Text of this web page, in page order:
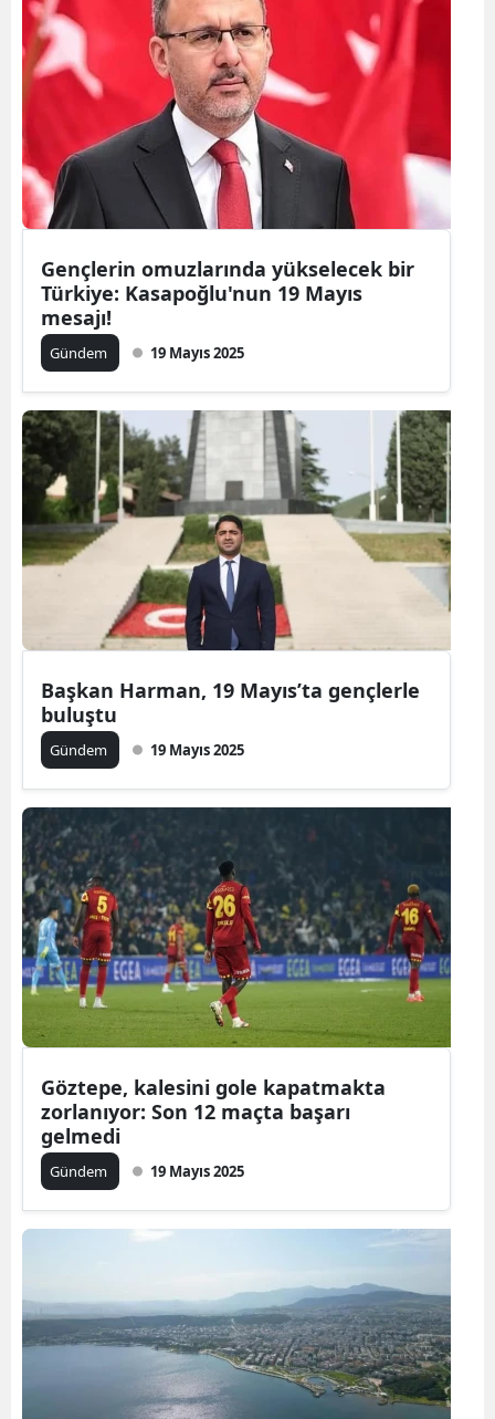
Gençlerin omuzlarında yükselecek bir
Türkiye: Kasapoğlu'nun 19 Mayıs
mesajı!
Gündem 19 Mayıs 2025
Başkan Harman, 19 Mayıs’ta gençlerle
buluştu
Gündem 19 Mayıs 2025
Göztepe, kalesini gole kapatmakta
zorlanıyor: Son 12 maçta başarı
gelmedi
Gündem 19 Mayıs 2025